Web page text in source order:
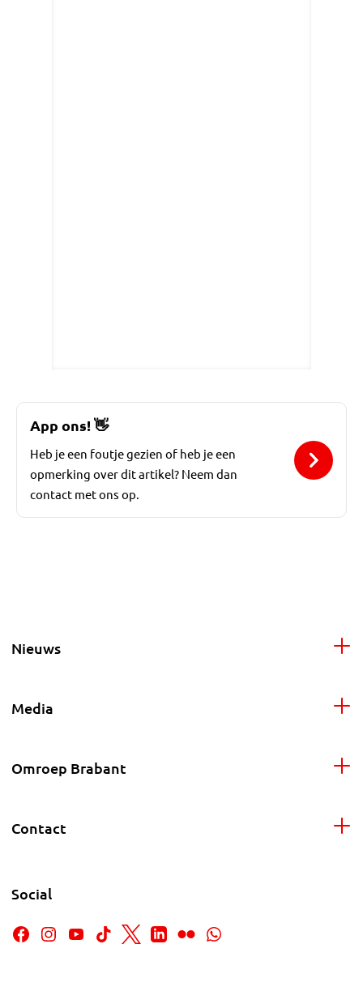
App ons!👋
Heb je een foutje gezien of heb je een
opmerking over dit artikel? Neem dan
contact met ons op.
Nieuws
Media
Omroep Brabant
Contact
Social